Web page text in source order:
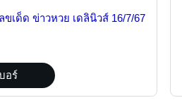
อร์
ขเด็ด ข่าวหวย เดลินิวส์ 16/7/67